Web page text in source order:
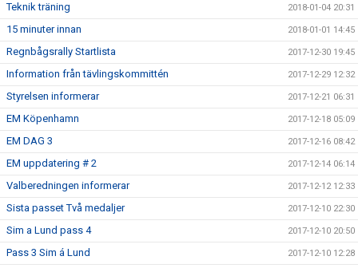
Teknik träning 2018-01-04 20:31
15 minuter innan 2018-01-01 14:45
Regnbågsrally Startlista 2017-12-30 19:45
Information från tävlingskommittén 2017-12-29 12:32
Styrelsen informerar 2017-12-21 06:31
EM Köpenhamn 2017-12-18 05:09
EM DAG 3 2017-12-16 08:42
EM uppdatering # 2 2017-12-14 06:14
Valberedningen informerar 2017-12-12 12:33
Sista passet Två medaljer 2017-12-10 22:30
Sim a Lund pass 4 2017-12-10 20:50
Pass 3 Sim á Lund 2017-12-10 12:28